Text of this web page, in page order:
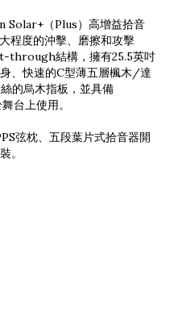
Solar+（Plus）高增益拾音
程度的沖擊、磨擦和攻擊
through結構，擁有25.5英吋
、快速的C型薄五層楓木/達
的烏木指板，並具備
台上使用。
弦枕、五段葉片式拾音器開
。